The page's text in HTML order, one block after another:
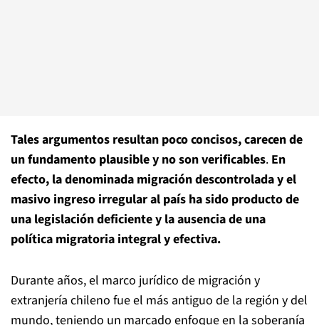
Tales argumentos resultan poco concisos, carecen de
un fundamento plausible y no son verificables. En
efecto, la denominada migración descontrolada y el
masivo ingreso irregular al país ha sido producto de
una legislación deficiente y la ausencia de una
política migratoria integral y efectiva.
Durante años, el marco jurídico de migración y
extranjería chileno fue el más antiguo de la región y del
mundo, teniendo un marcado enfoque en la soberanía